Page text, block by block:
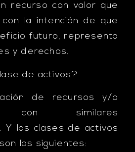
recurso con valor que
la intención de que
futuro, representa
y derechos.
de activos?
de recursos y/o
con similares
Y las clases de activos
las siguientes: